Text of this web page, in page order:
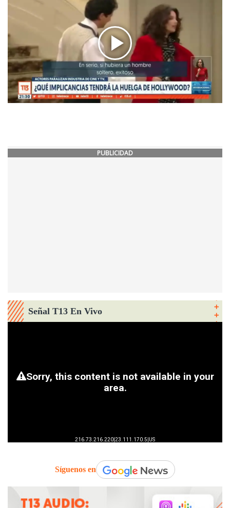
PUBLICIDAD
Señal T13 En Vivo
Síguenos en